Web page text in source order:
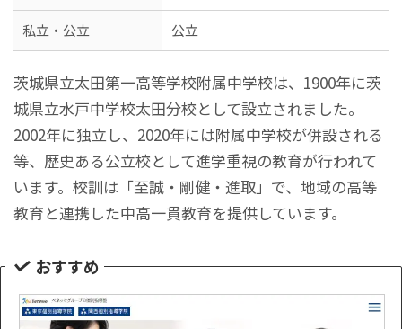
私立・公立 公立
茨城県立太田第一高等学校附属中学校は、1900年に茨
城県立水戸中学校太田分校として設立されました。
2002年に独立し、2020年には附属中学校が併設される
等、歴史ある公立校として進学重視の教育が行われて
います。校訓は「至誠・剛健・進取」で、地域の高等
教育と連携した中高一貫教育を提供しています。
おすすめ